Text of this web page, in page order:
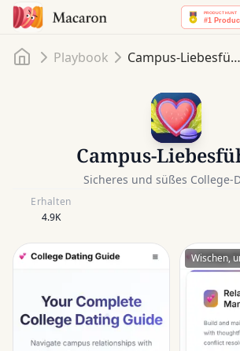
Startseite
Playbook Campus-Liebesführer
Campus-
Sicheres und süßes College-
Erhalten
4.9K
Wischen,